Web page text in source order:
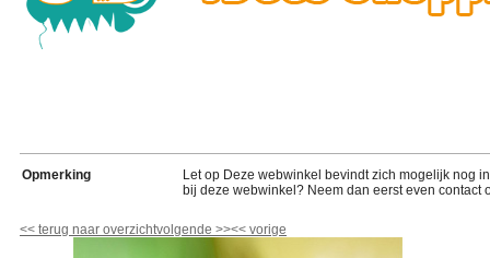
Opmerking
Let op Deze webwinkel bevindt zich mogelijk nog
bij deze webwinkel? Neem dan eerst even contact
<< terug naar overzichtvolgende >><< vorige